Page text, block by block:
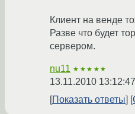
Клиент на венде
Разве что будет
сервером.
nu11 ★★★★★
13.11.2010
Показать ответы